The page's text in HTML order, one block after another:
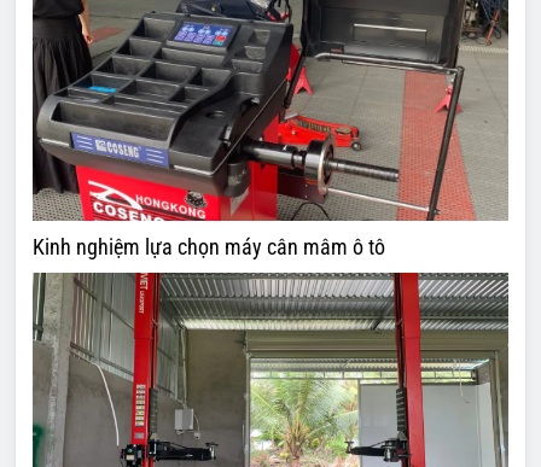
Kinh nghiệm lựa chọn máy cân mâm ô tô